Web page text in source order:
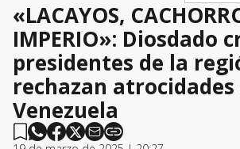
«LACAYOS,
IMPERIO»: Diosdado
presidentes de la
rechazan
Venezuela